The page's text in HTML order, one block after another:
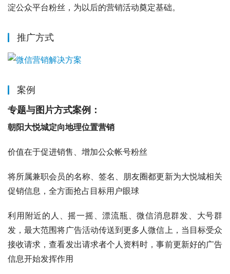
淀公众平台粉丝，为以后的营销活动奠定基础。
推广方式
案例
专题与图片方式案例：
朝阳大悦城定向地理位置营销
价值在于促进销售、增加公众帐号粉丝
将所属兼职会员的名称、签名、朋友圈都更新为大悦城相关
促销信息，全方面抢占目标用户眼球
利用附近的人、摇一摇、漂流瓶、微信消息群发、大号群
发，最大范围将广告活动传送到更多人微信上，当目标受众
接收请求，查看发出请求者个人资料时，事前更新好的广告
信息开始发挥作用